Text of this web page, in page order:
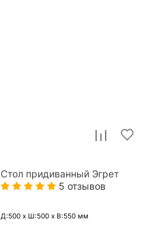
Стол придиванный Эгрет
5 отзывов
Д:500 x Ш:500 x В:550 мм